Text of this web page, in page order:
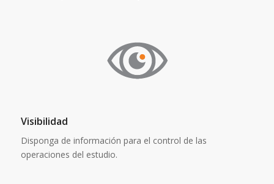
Visibilidad
Disponga de información para el control de las
operaciones del estudio.